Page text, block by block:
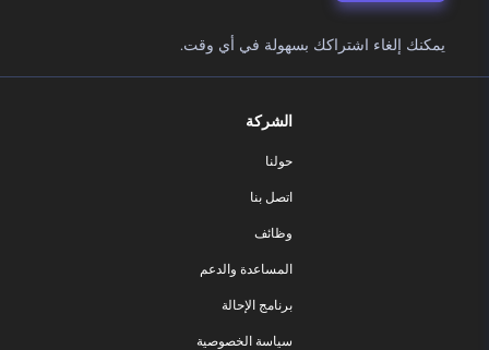
يمكنك إلغاء اشتراكك بسهولة في أي وقت.
الشركة
حولنا
اتصل بنا
وظائف
المساعدة والدعم
برنامج الإحالة
سياسة الخصوصية